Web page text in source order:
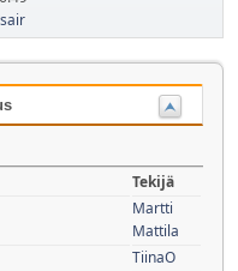
Tekijä
Martti
Mattila
TiinaO